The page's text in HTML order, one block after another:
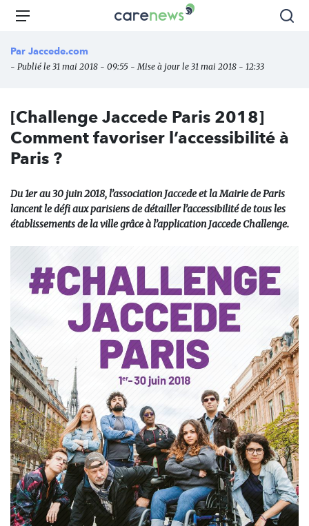
Aller
principal
Carenews,
des
l'engagement
Menu
Par Jaccede.com
- Publié le 31 mai 2018 - 09:55 - Mise à jour le 31 mai 2018 - 12:33
[Challenge Jaccede Paris 2018]
Comment favoriser l’accessibilité à
Paris ?
Du 1er au 30 juin 2018, l’association Jaccede et la Mairie de Paris
lancent le défi aux parisiens de détailler l’accessibilité de tous les
établissements de la ville grâce à l’application Jaccede Challenge.